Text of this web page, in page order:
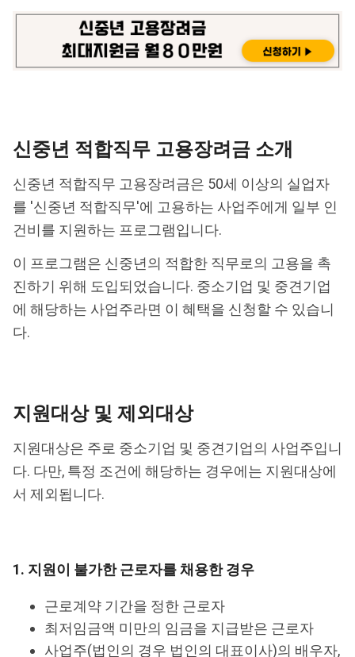
신중년 적합직무 고용장려금 소개
신중년 적합직무 고용장려금은 50세 이상의 실업자
를 '신중년 적합직무'에 고용하는 사업주에게 일부 인
건비를 지원하는 프로그램입니다.
이 프로그램은 신중년의 적합한 직무로의 고용을 촉
진하기 위해 도입되었습니다. 중소기업 및 중견기업
에 해당하는 사업주라면 이 혜택을 신청할 수 있습니
다.
지원대상 및 제외대상
지원대상은 주로 중소기업 및 중견기업의 사업주입니
다. 다만, 특정 조건에 해당하는 경우에는 지원대상에
서 제외됩니다.
1. 지원이 불가한 근로자를 채용한 경우
근로계약 기간을 정한 근로자
최저임금액 미만의 임금을 지급받은 근로자
사업주(법인의 경우 법인의 대표이사)의 배우자,